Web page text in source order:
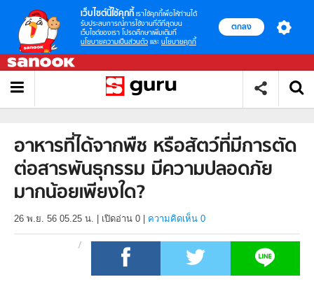
เว็บไซต์นี้ใช้คุกกี้ เราใช้คุกกี้เพื่อให้ท่านได้
รับประสบการณ์การใช้งานที่ดีที่สุดบน
เว็บไซต์ของเรา โปรดศึกษาเพิ่มเติมที่
นโยบายความเป็นส่วนตัว และ นโยบายคุกกี้
ตกลง
อาหารที่ได้จากพืช หรือสัตว์ที่มีการตัด
ต่อสารพันธุกรรม มีความปลอดภัย
มากน้อยเพียงใด?
26 พ.ย. 56 05.25 น. เปิดอ่าน 0 ความคิดเห็น 0